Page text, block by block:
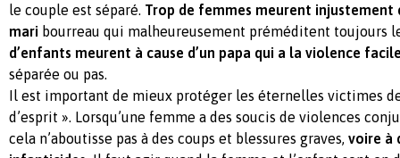
le couple est séparé. Trop de femmes meurent injustement
mari bourreau qui malheureusement préméditent toujours
d’enfants meurent à cause d’un papa qui a la violence
séparée ou pas.
Il est important de mieux protéger les éternelles victimes
d’esprit ». Lorsqu’une femme a des soucis de violences
cela n’aboutisse pas à des coups et blessures graves, voire à